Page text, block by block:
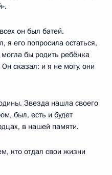
он был батей.
я его попросила остаться,
бы родить ребёнка
сказал: и я не могу, они
Звезда нашла своего
был, есть и будет
в нашей памяти.
кто отдал свои жизни